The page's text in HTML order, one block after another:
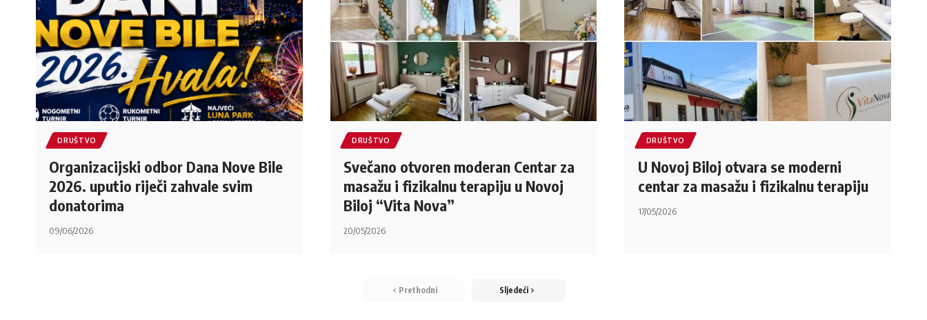
DRUŠTVO
Organizacijski odbor Dana Nove Bile
2026. uputio riječi zahvale svim
donatorima
09/06/2026
DRUŠTVO
Svečano otvoren moderan Centar za
masažu i fizikalnu terapiju u Novoj
Biloj “Vita Nova”
20/05/2026
DRUŠTVO
U Novoj Biloj otvara se moderni
centar za masažu i fizikalnu terapiju
17/05/2026
Prethodni Sljedeći